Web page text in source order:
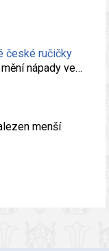
české ručičky
nápady ve…
menší